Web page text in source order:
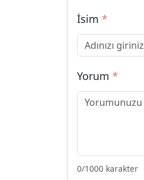
İsim *
Yorum *
0/1000 karakter